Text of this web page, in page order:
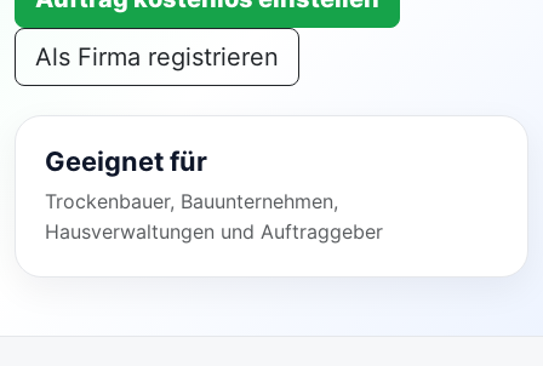
Als Firma registrieren
Geeignet für
Trockenbauer, Bauunternehmen,
Hausverwaltungen und Auftraggeber